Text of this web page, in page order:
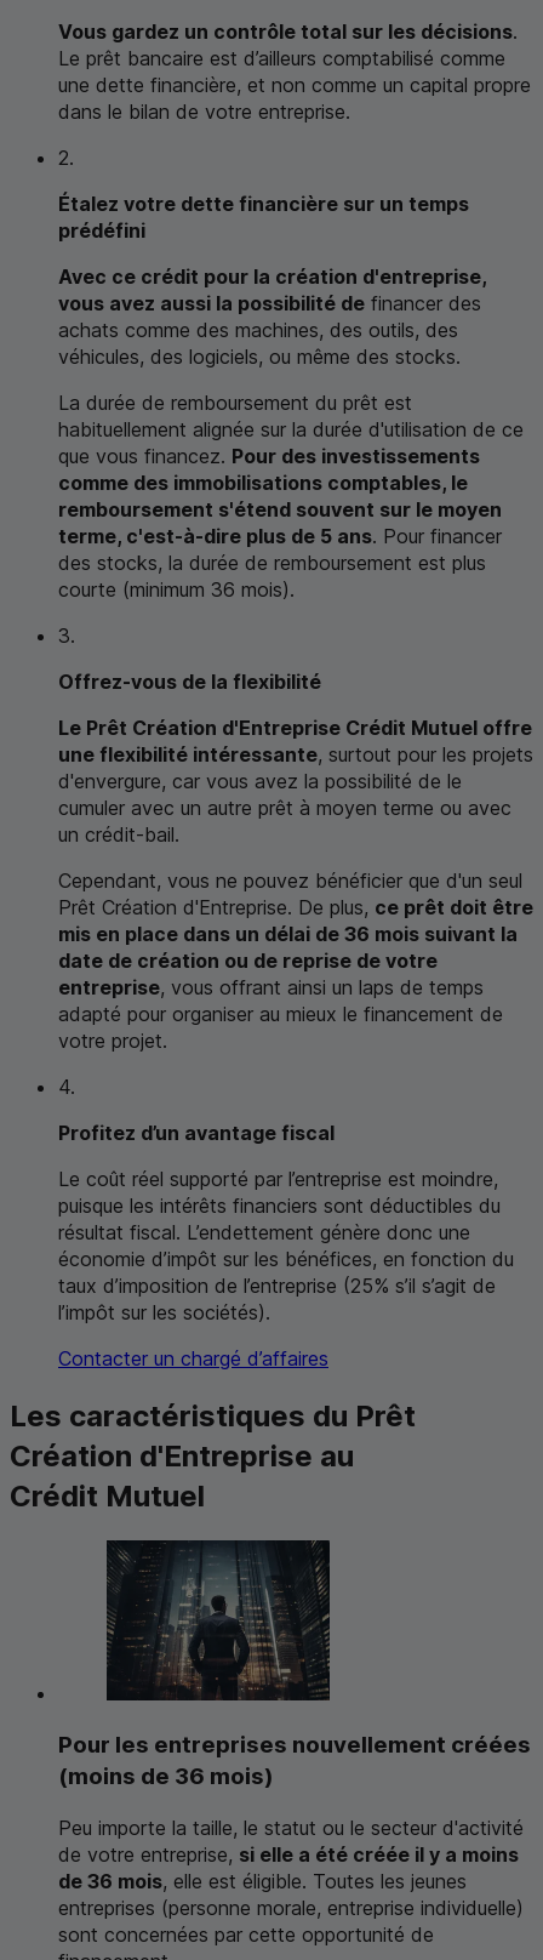
Vous gardez un contrôle total sur les décisions.
Le prêt bancaire est d’ailleurs comptabilisé comme
une dette financière, et non comme un capital propre
dans le bilan de votre entreprise.
2.
Étalez votre dette financière sur un temps
prédéfini
Avec ce crédit pour la création d'entreprise,
vous avez aussi la possibilité de financer des
achats comme des machines, des outils, des
véhicules, des logiciels, ou même des stocks.
La durée de remboursement du prêt est
habituellement alignée sur la durée d'utilisation de ce
que vous financez. Pour des investissements
comme des immobilisations comptables, le
remboursement s'étend souvent sur le moyen
terme, c'est-à-dire plus de 5 ans. Pour financer
des stocks, la durée de remboursement est plus
courte (minimum 36 mois).
3.
Offrez-vous de la flexibilité
Le Prêt Création d'Entreprise Crédit Mutuel offre
une flexibilité intéressante, surtout pour les projets
d'envergure, car vous avez la possibilité de le
cumuler avec un autre prêt à moyen terme ou avec
un crédit‑bail.
Cependant, vous ne pouvez bénéficier que d'un seul
Prêt Création d'Entreprise. De plus, ce prêt doit être
mis en place dans un délai de 36 mois suivant la
date de création ou de reprise de votre
entreprise, vous offrant ainsi un laps de temps
adapté pour organiser au mieux le financement de
votre projet.
4.
Profitez d’un avantage fiscal
Le coût réel supporté par l’entreprise est moindre,
puisque les intérêts financiers sont déductibles du
résultat fiscal. L’endettement génère donc une
économie d’impôt sur les bénéfices, en fonction du
taux d’imposition de l’entreprise (25% s’il s’agit de
l’impôt sur les sociétés).
Contacter un chargé d’affaires
Les caractéristiques du Prêt
Création d'Entreprise au
Crédit Mutuel
Pour les entreprises nouvellement créées
(moins de 36 mois)
Peu importe la taille, le statut ou le secteur d'activité
de votre entreprise, si elle a été créée il y a moins
de 36 mois, elle est éligible. Toutes les jeunes
entreprises (personne morale, entreprise individuelle)
sont concernées par cette opportunité de